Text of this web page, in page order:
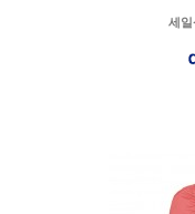
세일